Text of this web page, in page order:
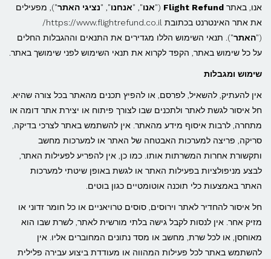
אנו, באתר Flight Refund
("אנו", "אנחנו", "נציגי האתר"), מפעילים
את אתר האינטרנט בכתובת https://www.flightrefund.co.il/
("האתר"). תנאי השימוש הללו מגדירים את התנאים וההגבלות החלים
על כל שימוש באתר, הקפד לקרוא את תנאי השימוש לפני שימושך באתר.
שימוש ומגבלות
אין להעתיק, להשאיל, לפרסם, או להפיץ תכנים מהאתר בכל צורה שהיא.
חל איסור לגשת לאתר ולתכנים שבו לצורך פיתוח או יצירת אתר דומה או
מתחרה, לרבות איסוף מידע מהאתר. אין להשתמש באתר לצרכי בדיקה,
סריקה, פריצה למערכות האבטחה של האתר או למערכות מחשב
ותקשורת אחרות המשרתות אותו. כמו כן, אין להפריע לפעילות האתר,
לבצע מניפולציות בפעילות האתר או לגשת באופן שיטתי למערכות
האתר באמצעות כלי תוכנה אוטומטיים כגון בוטים.
חל איסור להחדיר לאתר וירוסים, סוסים טרויאניים או כל חומר זדוני או
מזיק אחר. אין לנסות לקבל גישה בלתי מורשית לאתר, לשרת שבו הוא
מאוחסן, או לכל שרת, מחשב או מסד נתונים המחוברים אליו. אין
להשתמש באתר לכל פעילות המהווה או מעודדת ביצוע עבירה פלילית